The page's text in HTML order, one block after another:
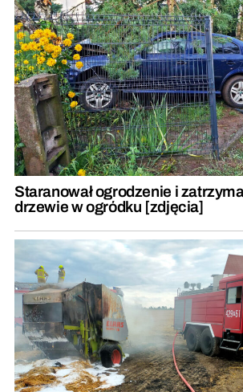
Staranował ogrodzenie i
drzewie w ogródku [zdjęcia]